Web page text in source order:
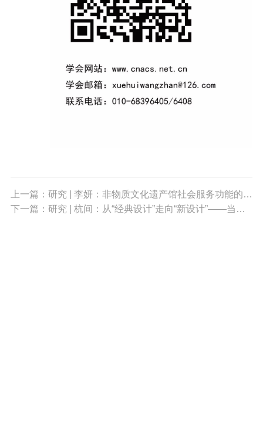
上一篇：研究 | 李妍：非物质文化遗产馆社会服务功能的多元建构——以中国非物质文化遗产馆为例（一）
下一篇：研究 | 杭间：从“经典设计”走向“新设计”——当代设计的创作和创新（二）